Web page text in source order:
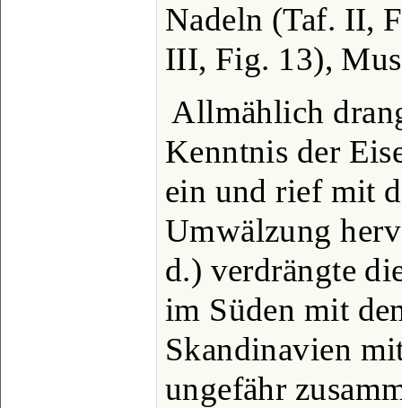
Nadeln (Taf. II,
III, Fig. 13),
Allmählich
Kenntnis der
ein und rief mit
Umwälzung
d.) verdrängte
im Süden mit
Skandinavien
ungefähr